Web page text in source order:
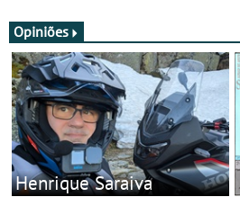
Opiniões
Henrique Saraiva